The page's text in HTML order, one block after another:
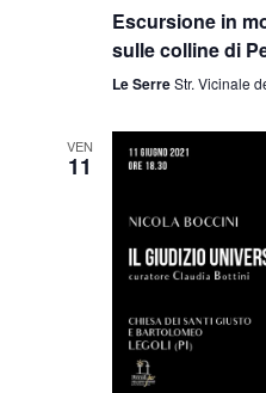
Escursione in
sulle colline di
Le SerreStr. Vicinale
VEN
11